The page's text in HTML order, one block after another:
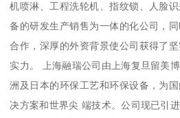
机喷淋、工程洗轮机、指纹锁、人脸
备的研发生产销售为一体的化公司，
合作，深厚的外资背景使公司获得了
实力。 上海融瑞公司由上海复旦留美
洲及日本的环保工艺和环保设备，为
决方案和世界尖 端技术。公司现已引